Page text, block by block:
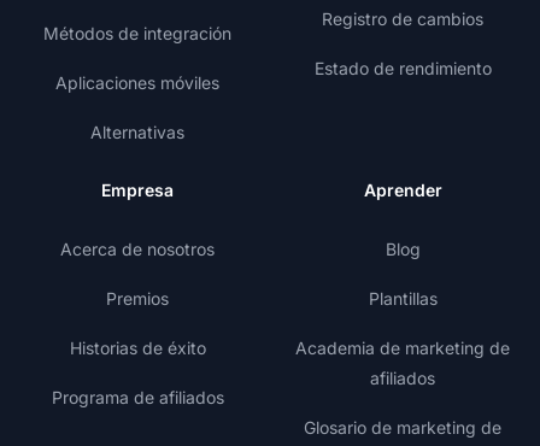
Métodos de integración
Aplicaciones móviles
Alternativas
Registro de cambios
Estado de rendimiento
Empresa
Acerca de nosotros
Premios
Historias de éxito
Programa de afiliados
Aprender
Blog
Plantillas
Academia de marketing de
afiliados
Glosario de marketing de